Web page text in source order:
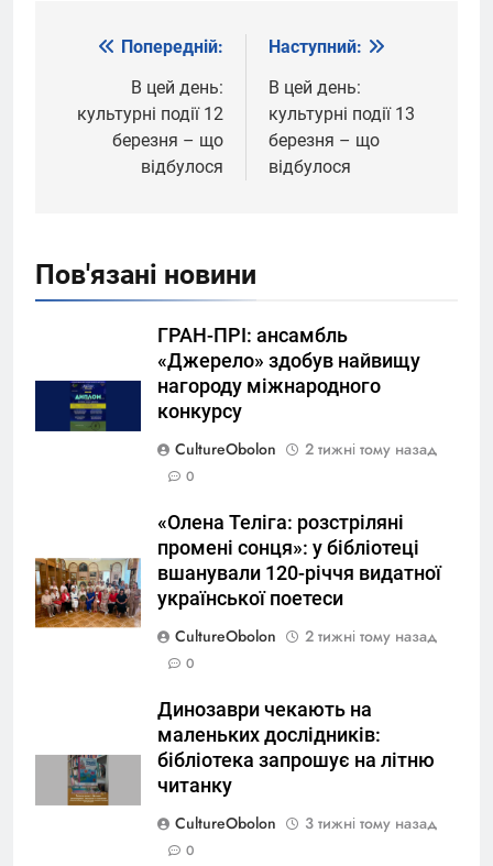
Навігація
записів
Попередній:
В цей день:
культурні події 12
березня – що
відбулося
Наступний:
В цей день:
культурні події 13
березня – що
відбулося
Пов'язані новини
ГРАН-ПРІ: ансамбль
«Джерело» здобув найвищу
нагороду міжнародного
конкурсу
CultureObolon
2 тижні тому назад
0
«Олена Теліга: розстріляні
промені сонця»: у бібліотеці
вшанували 120-річчя видатної
української поетеси
CultureObolon
2 тижні тому назад
0
Динозаври чекають на
маленьких дослідників:
бібліотека запрошує на літню
читанку
CultureObolon
3 тижні тому назад
0